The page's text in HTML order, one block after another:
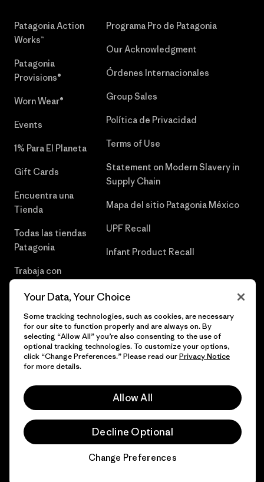
Patagonia Action
Works™
Patagonia
Provisions®
Worn Wear®
Events
1% Para El Planeta
Gift Cards
Encuentra una
Tienda
Todas las tiendas
Patagonia
Trabaja con
Programa Pro de Patagonia
Our Acknowledgment
Órdenes Internacionales
Group Sales
Política de Privacidad
Terms of Use
Statement on Modern Slavery in
Supply Chain
Mapa del sitio Patagonia México
UPF Recall
Infant Product Recall
© 2026 Patagonia, Inc. Todos los derechos reservados.
Your Data, Your Choice
Some tracking technologies, such as cookies, are necessary
for our site to function properly and are always on. By
selecting “Allow All” you’re also consenting to the use of
optional tracking technologies. To customize your options,
click “Change Preferences.” Please read ourPrivacy Notice
for more details.
Allow All
Decline Optional
Change Preferences